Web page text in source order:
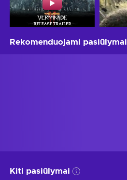
Rekomenduojami pasiūlymai
Kiti pasiūlymai